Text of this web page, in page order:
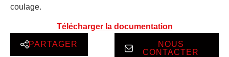
coulage.
Télécharger la documentation
PARTAGER
NOUS
CONTACTER